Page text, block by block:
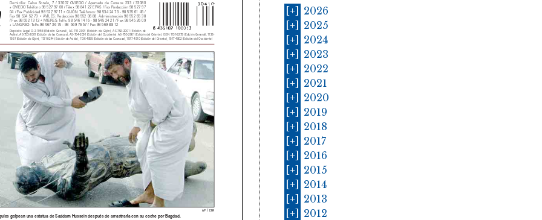
Domicilio: Calvo Sotelo, 7 / 33007 OVIEDO / Apartado de Correos 233 / 33080
O
OVIEDO Teléfono 98 527 97 00 / Télex 98 841 22 EPAS / Fax Redacción 98 527 97
04 / Fax Publicidad 98 527 97 11
O
GIJÓN: Teléfonos: 98 534 24 73 - 98 535 61 45 /
Fax 98 534 52 73
O
AVILÉS: Redacción 98 552 06 88. Administración 98 552 65 38
/ Fax 98 552 13 12 O MIERES: Telfs. 98 546 14 16 - 98 545 24 21 / Fax 98 545 26 09
O
LANGREO: Telfs.98 567 36 75 - 98 569 76 57 / Fax 98 569 88 12
Depósito Legal O-2-1958 (Edición General), AS-751-2001 (Edición de Gijón), AS-752-2001 (Edición de
Avilés), AS-753-2001 (Edición de las Cuencas), AS-754-2001 (Edición del Occidente), AS-755-2001 (Edición del Oriente), ISSN 1131-8279 (Edición General), 1136-
1557 (Edición de Gijón), 1131-8244 (Edición de Avilés), 1136-4955 (Edición de las Cuencas), 1577-4910 (Edición del Oriente), 1577-4902 (Edición del Occidente)
AP / EPA
golpean una estatua de Saddam Hussein después de arrastrarla con su coche por Bagdad.
[+] 2026
[+] 2025
[+] 2024
[+] 2023
[+] 2022
[+] 2021
[+] 2020
[+] 2019
[+] 2018
[+] 2017
[+] 2016
[+] 2015
[+] 2014
[+] 2013
[+] 2012